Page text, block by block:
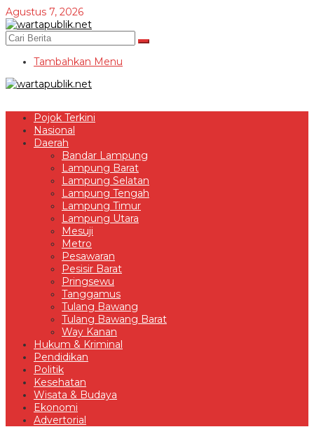
Lewati
ke
konten
Agustus 7, 2026
Tambahkan Menu
Pojok Terkini
Nasional
Daerah
Bandar Lampung
Lampung Barat
Lampung Selatan
Lampung Tengah
Lampung Timur
Lampung Utara
Mesuji
Metro
Pesawaran
Pesisir Barat
Pringsewu
Tanggamus
Tulang Bawang
Tulang Bawang Barat
Way Kanan
Hukum & Kriminal
Pendidikan
Politik
Kesehatan
Wisata & Budaya
Ekonomi
Advertorial